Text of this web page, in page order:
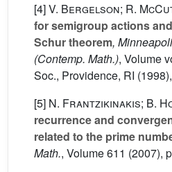
[4]V. Bergelson; R.
for semigroup actions
Schur theorem,
(Contemp. Math.), Volume
Soc., Providence, RI
[5] N. Frantzikinakis; B.
recurrence and
related to the prime
Math., Volume 611 (2007),